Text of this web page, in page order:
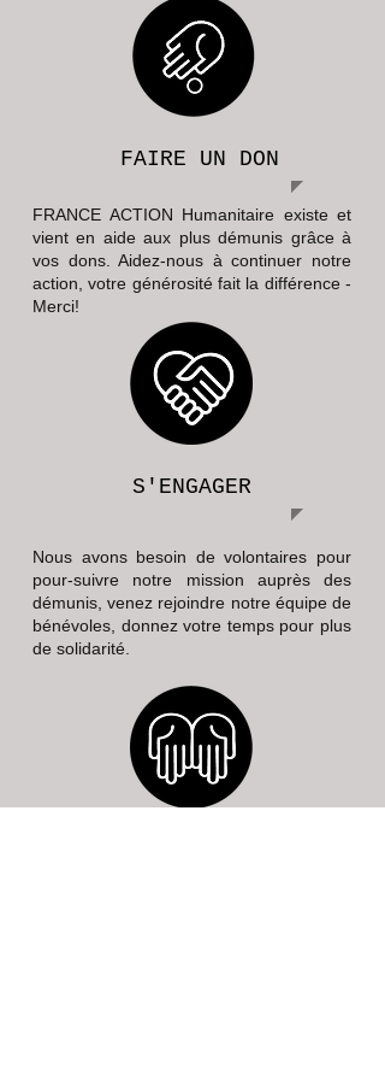
FAIRE UN DON
FRANCE ACTION Humanitaire existe et
vient en aide aux plus démunis grâce à
vos dons. Aidez-nous à continuer notre
action, votre générosité fait la différence -
Merci!
S'ENGAGER
Nous avons besoin de volontaires pour
pour-suivre notre mission auprès des
démunis, venez rejoindre notre équipe de
bénévoles, donnez votre temps pour plus
de solidarité.